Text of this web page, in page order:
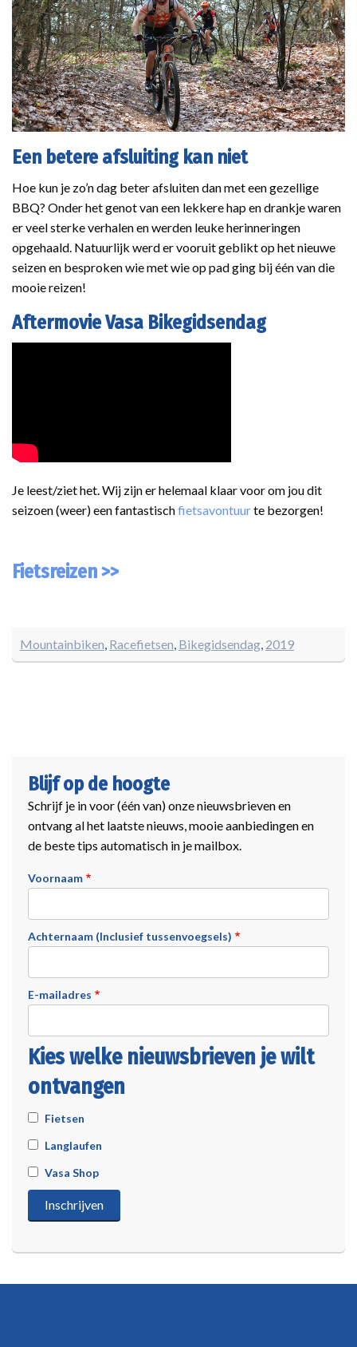
Een betere afsluiting kan niet
Hoe kun je zo’n dag beter afsluiten dan met een gezellige
BBQ? Onder het genot van een lekkere hap en drankje waren
er veel sterke verhalen en werden leuke herinneringen
opgehaald. Natuurlijk werd er vooruit geblikt op het nieuwe
seizen en besproken wie met wie op pad ging bij één van die
mooie reizen!
Aftermovie Vasa Bikegidsendag
Je leest/ziet het. Wij zijn er helemaal klaar voor om jou dit
seizoen (weer) een fantastischfietsavontuurte bezorgen!
Fietsreizen >>
Mountainbiken Racefietsen Bikegidsendag 2019
Blijf op de hoogte
Schrijf je in voor (één van) onze nieuwsbrieven en
ontvang al het laatste nieuws, mooie aanbiedingen en
de beste tips automatisch in je mailbox.
Voornaam
Achternaam (Inclusief tussenvoegsels)
E-mailadres
Kies welke nieuwsbrieven je wilt
ontvangen
Fietsen
Langlaufen
Vasa Shop